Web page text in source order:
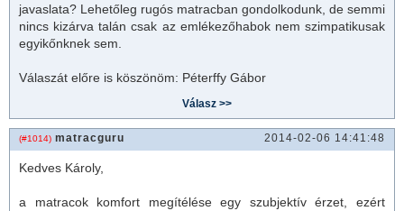
javaslata? Lehetőleg rugós matracban gondolkodunk, de semmi
nincs kizárva talán csak az emlékezőhabok nem szimpatikusak
egyikőnknek sem.
Válaszát előre is köszönöm: Péterffy Gábor
(#1014) matracguru 2014-02-06 14:41:48
Kedves Károly,
a matracok komfort megítélése egy szubjektív érzet, ezért